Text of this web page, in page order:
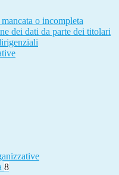
o incompleta
dei dati da parte dei titolari
8